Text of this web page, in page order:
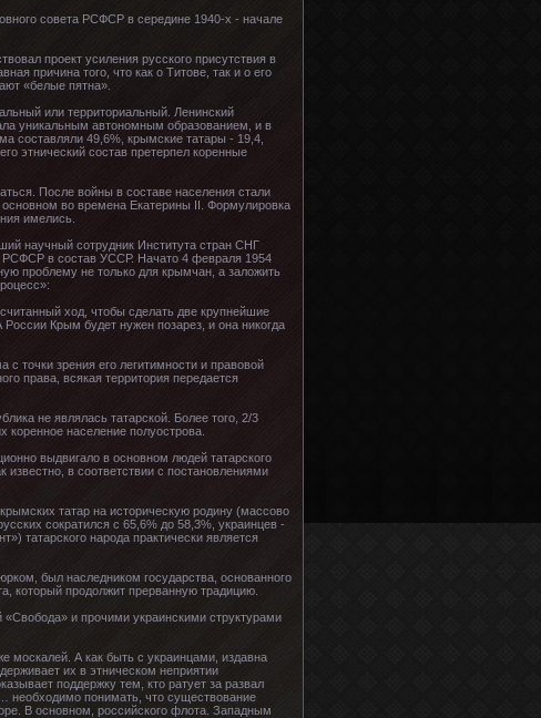
совета РСФСР в середине 1940-х - начале
проект усиления русского присутствия в
причина того, что как о Титове, так и о его
«белые пятна».
или территориальный. Ленинский
уникальным автономным образованием, и в
составляли 49,6%, крымские татары - 19,4,
этнический состав претерпел коренные
После войны в составе населения стали
во времена Екатерины ІІ. Формулировка
имелись.
научный сотрудник Института стран СНГ
РСФСР в состав УССР. Начато 4 февраля 1954
проблему не только для крымчан, а заложить
ход, чтобы сделать две крупнейшие
Крым будет нужен позарез, и она никогда
точки зрения его легитимности и правовой
права, всякая территория передается
не являлась татарской. Более того, 2/3
население полуострова.
выдвигало в основном людей татарского
в соответствии с постановлениями
татар на историческую родину (массово
сократился с 65,6% до 58,3%, украинцев -
татарского народа практически является
был наследником государства, основанного
который продолжит прерванную традицию.
и прочими украинскими структурами
москалей. А как быть с украинцами, издавна
их в этническом неприятии
поддержку тем, кто ратует за развал
необходимо понимать, что существование
В основном, российского флота. Западным